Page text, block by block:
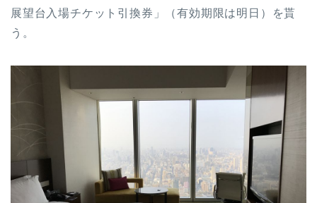
展望台入場チケット引換券」（有効期限は明日）を貰
う。